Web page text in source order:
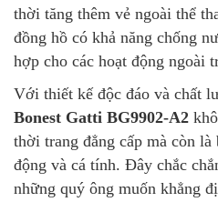
thời tăng thêm vẻ ngoài thể
đồng hồ có khả năng chống
hợp cho các hoạt động ngoài
Với thiết kế độc đáo và chất
Bonest Gatti BG9902-A2
thời trang đẳng cấp mà còn là
động và cá tính. Đây chắc
những quý ông muốn khẳng